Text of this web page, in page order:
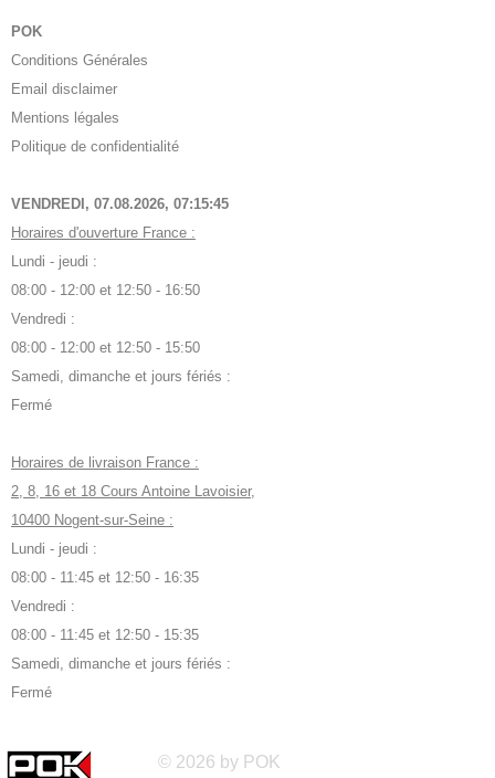
POK
Conditions Générales
Email disclaimer
Mentions légales
Politique de confidentialité
VENDREDI, 07.08.2026, 07:15:46
Horaires d'ouverture France :
Lundi - jeudi :
08:00 - 12:00 et 12:50 - 16:50
Vendredi :
08:00 - 12:00 et 12:50 - 15:50
Samedi, dimanche et jours fériés :
Fermé
Horaires de livraison France :
2, 8, 16 et 18 Cours Antoine Lavoisier,
10400 Nogent-sur-Seine :
Lundi - jeudi :
08:00 - 11:45 et 12:50 - 16:35
Vendredi :
08:00 - 11:45 et 12:50 - 15:35
Samedi, dimanche et jours fériés :
Fermé
© 2026 by POK